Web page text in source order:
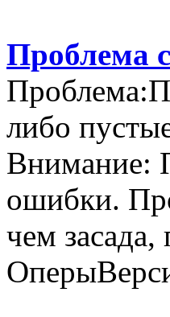
Проблема
либо
Внимание:
ошибки.
чем